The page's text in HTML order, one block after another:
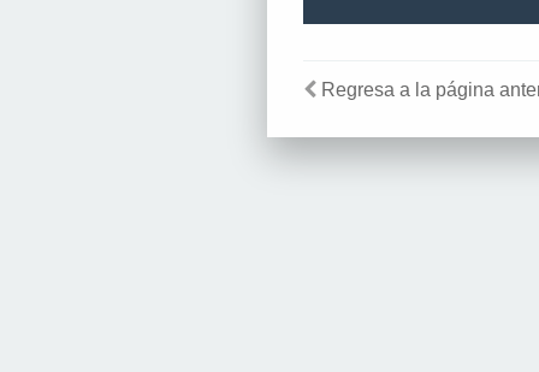
Regresa a la página